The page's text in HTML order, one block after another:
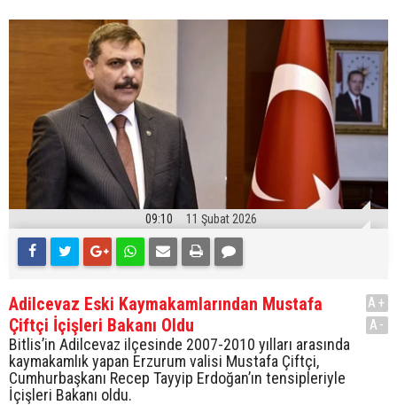
09:10 11 Şubat 2026
Adilcevaz Eski Kaymakamlarından Mustafa
Çiftçi İçişleri Bakanı Oldu
Bitlis’in Adilcevaz ilçesinde 2007-2010 yılları arasında
kaymakamlık yapan Erzurum valisi Mustafa Çiftçi,
Cumhurbaşkanı Recep Tayyip Erdoğan’ın tensipleriyle
İçişleri Bakanı oldu.
A+
A-